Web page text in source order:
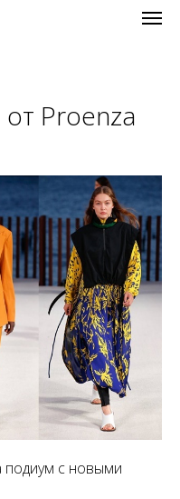
Proenza
подиум с новыми